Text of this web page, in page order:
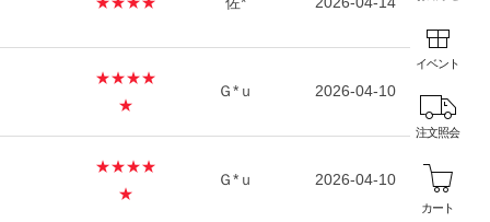
イベント
注文照会
カート
★★★★
★
Ｇ*ｕ 2026-04-10
★★★★
★
Ｇ*ｕ 2026-04-10